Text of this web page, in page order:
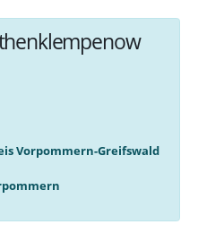
Vorpommern-Greifswald